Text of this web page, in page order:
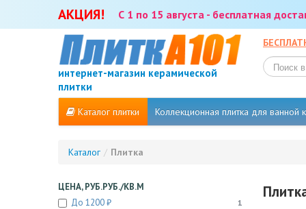
АКЦИЯ! С 1 по 15 августа - бесплатная
интернет-магазин керамической
плитки
Каталог плитки Коллекционная плитка для ванной
Каталог / Плитка
ЦЕНА, РУБ.РУБ./КВ.М
До 1200 ₽
1